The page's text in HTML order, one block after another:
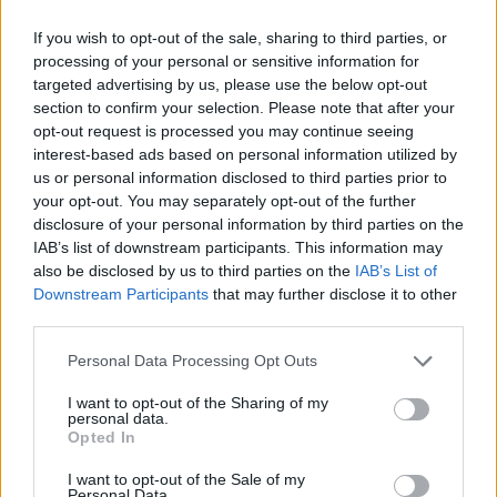
If you wish to opt-out of the sale, sharing to third parties, or
processing of your personal or sensitive information for
targeted advertising by us, please use the below opt-out
section to confirm your selection. Please note that after your
opt-out request is processed you may continue seeing
interest-based ads based on personal information utilized by
us or personal information disclosed to third parties prior to
your opt-out. You may separately opt-out of the further
disclosure of your personal information by third parties on the
IAB’s list of downstream participants. This information may
also be disclosed by us to third parties on the IAB’s List of
Downstream Participants that may further disclose it to other
Personal Data Processing Opt Outs
I want to opt-out of the Sharing of my
personal data.
Opted In
I want to opt-out of the Sale of my
internet con blog, sui quali pubblichiamo almeno dieci
post al giorno, quasi come se fossimo un magazine,
con un occhio all’indicizzazione, che piace molto a
Google, al punto che in bassa stagione, su quattro siti,
facciamo anche 500.000 contatti. Abbiamo una
redazione di editor e facciamo generative content con
l’appoggio dell’AI, ma sempre con un taglio molto
originale. Sui social siamo presenti un po’ meno, perché
l’affollamento è esagerato e diventa difficile avere uno
storytelling preciso; il social ha bisogno di un racconto
molto coinvolgente, ma la nostra è una presenza molto
istituzionale, il che dipende anche dal target di
clienti tra i 35 e gli 80 anni, con disponibilità
intenzione di rischiare un “viaggio fai da te”; i social
sono più giovani e quindi per noi, al momento, meno